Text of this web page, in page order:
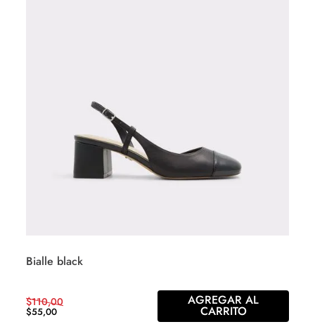
Bialle black
$110,00
$55,00
AGREGAR AL
CARRITO